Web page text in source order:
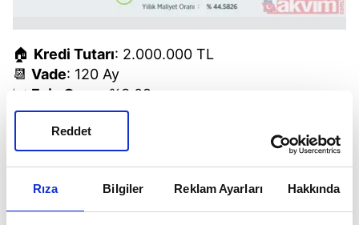
Rıza Bilgiler Reklam Ayarları Hakkında
Reddet
🏠 Kredi Tutarı: 2.000.000 TL
📆 Vade: 120 Ay
📈 Faiz Oranı
: %3,09
💸Aylık Taksit Tutarı
Yıllık Maliyet Oranı